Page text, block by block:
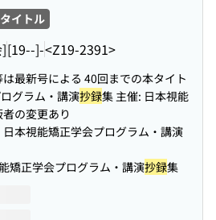
イトル
[19--]-<Z19-2391>
最新号による 40回までの本タイト
グラム・講演抄録集 主催: 日本視能
の変更あり
日本視能矯正学会プログラム・講演
矯正学会プログラム・講演抄録集